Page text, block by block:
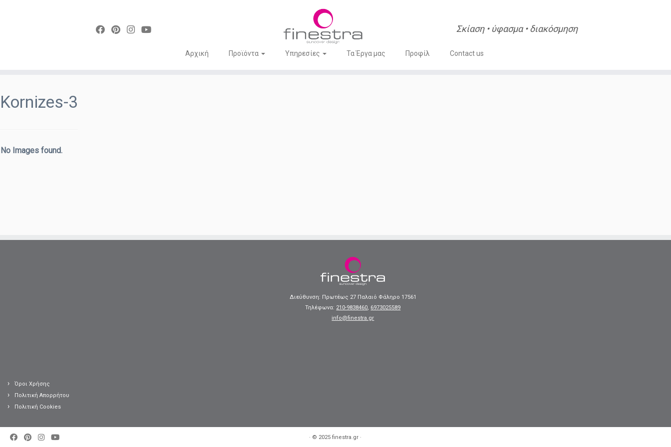
content
Σκίαση • ύφασμα • διακόσμηση
Αρχική Προϊόντα Υπηρεσίες Τα Έργα μας Προφίλ Contact us
Kornizes-3
No Images found.
Όροι Χρήσης
Πολιτική Απορρήτου
Πολιτική Cookies
Διεύθυνση: Πρωτέως 27 Παλαιό Φάληρο 17561
Τηλέφωνα: 210-9838460, 6973025589
info@finestra.gr
· © 2025 finestra.gr ·